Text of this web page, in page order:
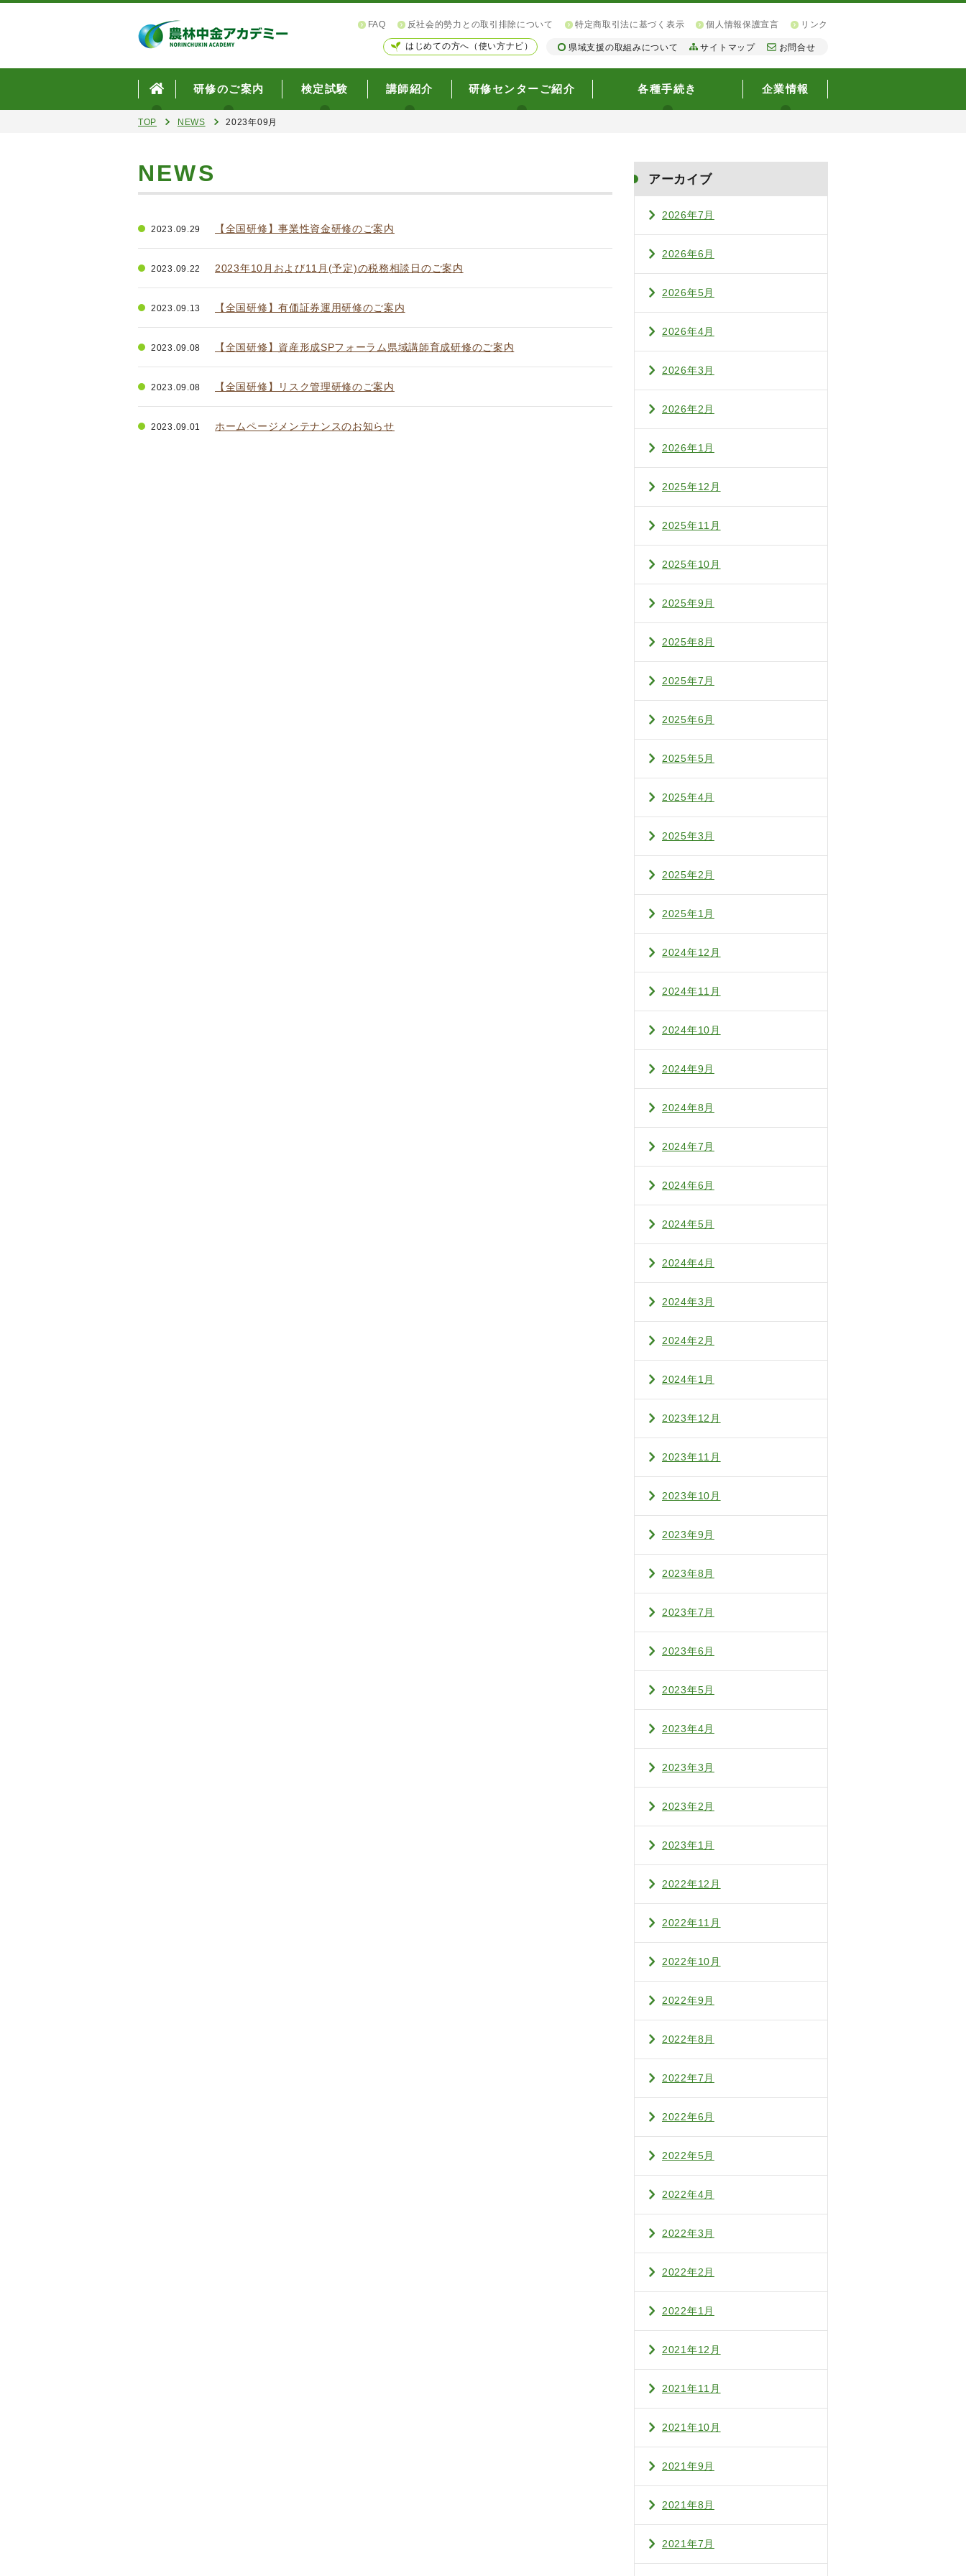
FAQ 反社会的勢力との取引排除について 特定商取引法に基づく表示 個人情報保護宣言 リンク
はじめての方へ（使い方ナビ） 県域支援の取組みについて サイトマップ お問合せ
研修のご案内 検定試験 講師紹介 研修センターご紹介 各種手続き 企業情報
TOP NEWS 2023年09月
NEWS
2023.09.29 【全国研修】事業性資金研修のご案内
2023.09.22 2023年10月および11月(予定)の税務相談日のご案内
2023.09.13 【全国研修】有価証券運用研修のご案内
2023.09.08 【全国研修】資産形成SPフォーラム県域講師育成研修のご案内
2023.09.08 【全国研修】リスク管理研修のご案内
2023.09.01 ホームページメンテナンスのお知らせ
アーカイブ
2026年7月
2026年6月
2026年5月
2026年4月
2026年3月
2026年2月
2026年1月
2025年12月
2025年11月
2025年10月
2025年9月
2025年8月
2025年7月
2025年6月
2025年5月
2025年4月
2025年3月
2025年2月
2025年1月
2024年12月
2024年11月
2024年10月
2024年9月
2024年8月
2024年7月
2024年6月
2024年5月
2024年4月
2024年3月
2024年2月
2024年1月
2023年12月
2023年11月
2023年10月
2023年9月
2023年8月
2023年7月
2023年6月
2023年5月
2023年4月
2023年3月
2023年2月
2023年1月
2022年12月
2022年11月
2022年10月
2022年9月
2022年8月
2022年7月
2022年6月
2022年5月
2022年4月
2022年3月
2022年2月
2022年1月
2021年12月
2021年11月
2021年10月
2021年9月
2021年8月
2021年7月